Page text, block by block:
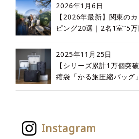
2026年1月6日
【2026年最新】関東の
ピング20選｜2名1室“5
2025年11月25日
【シリーズ累計1万個突
縮袋「かる旅圧縮バッグ
Instagram